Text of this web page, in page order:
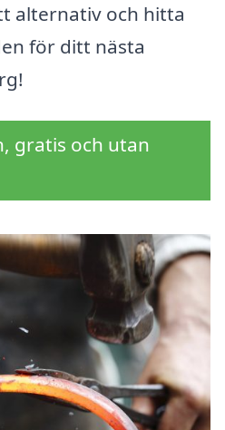
alternativ och hitta
för ditt nästa
gratis och utan